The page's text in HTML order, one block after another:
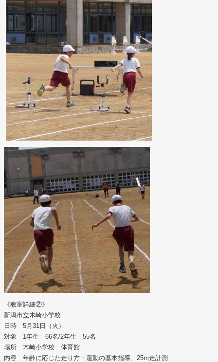
《教室詳細②》
新潟市立木崎小学校
日時 5月31日（火）
対象 1年生 66名/2年生 55名
場所 木崎小学校 体育館
内容 年齢に応じた走り方・運動の基本指導、25m走計測